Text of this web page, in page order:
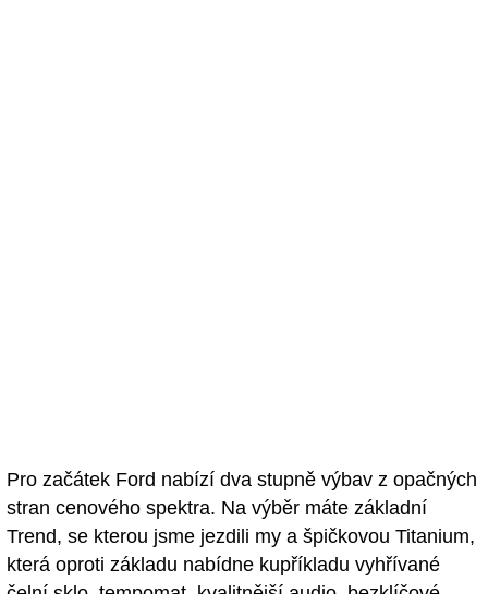
Pro začátek Ford nabízí dva stupně výbav z opačných
stran cenového spektra. Na výběr máte základní
Trend, se kterou jsme jezdili my a špičkovou Titanium,
která oproti základu nabídne kupříkladu vyhřívané